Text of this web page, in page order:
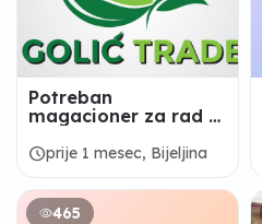
Potreban
magacioner za rad u
magacinu - jedan
scheduleprije 1 mesec, Bijeljina
465